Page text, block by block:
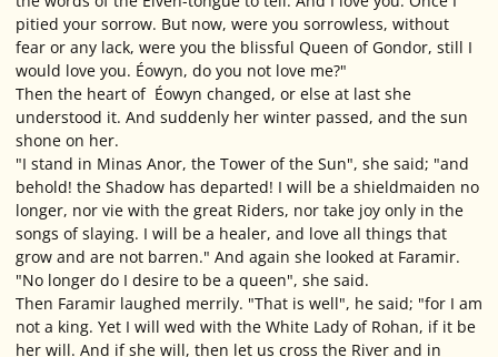
pitied your sorrow. But now, were you sorrowless, without
fear or any lack, were you the blissful Queen of Gondor, still I
would love you. Éowyn, do you not love me?"
Then the heart of Éowyn changed, or else at last she
understood it. And suddenly her winter passed, and the sun
shone on her.
"I stand in Minas Anor, the Tower of the Sun", she said; "and
behold! the Shadow has departed! I will be a shieldmaiden no
longer, nor vie with the great Riders, nor take joy only in the
songs of slaying. I will be a healer, and love all things that
grow and are not barren." And again she looked at Faramir.
"No longer do I desire to be a queen", she said.
Then Faramir laughed merrily. "That is well", he said; "for I am
not a king. Yet I will wed with the White Lady of Rohan, if it be
her will. And if she will, then let us cross the River and in